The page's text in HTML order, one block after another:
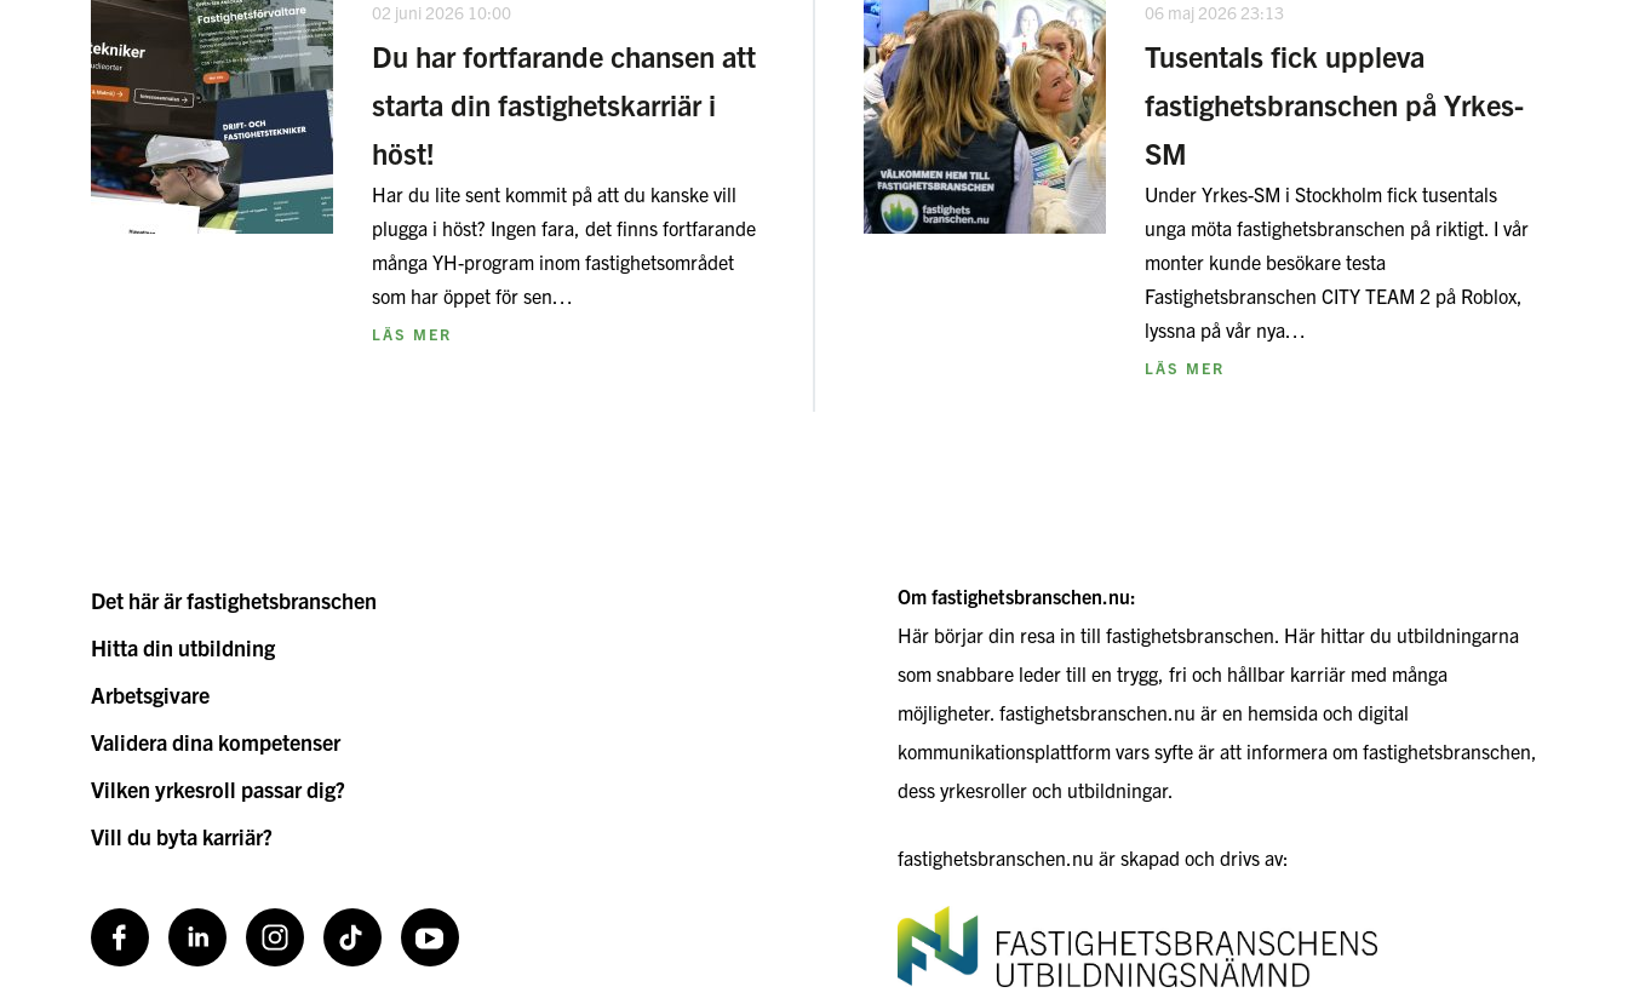
02 juni 2026 10:00
Du har fortfarande chansen att
starta din fastighetskarriär i
höst!
Har du lite sent kommit på att du kanske vill
plugga i höst? Ingen fara, det finns fortfarande
många YH-program inom fastighetsområdet
som har öppet för sen…
LÄS MER
06 maj 2026 23:13
Tusentals fick uppleva
fastighetsbranschen på Yrkes-
SM
Under Yrkes-SM i Stockholm fick tusentals
unga möta fastighetsbranschen på riktigt. I vår
monter kunde besökare testa
Fastighetsbranschen CITY TEAM 2 på Roblox,
lyssna på vår nya…
LÄS MER
Det här är fastighetsbranschen
Hitta din utbildning
Arbetsgivare
Validera dina kompetenser
Vilken yrkesroll passar dig?
Vill du byta karriär?
FacebookLinkedInInstagramTikToK Youtube
Om fastighetsbranschen.nu:
Här börjar din resa in till fastighetsbranschen. Här hittar du utbildningarna
som snabbare leder till en trygg, fri och hållbar karriär med många
möjligheter. fastighetsbranschen.nu är en hemsida och digital
kommunikationsplattform vars syfte är att informera om fastighetsbranschen,
dess yrkesroller och utbildningar.
fastighetsbranschen.nu är skapad och drivs av: